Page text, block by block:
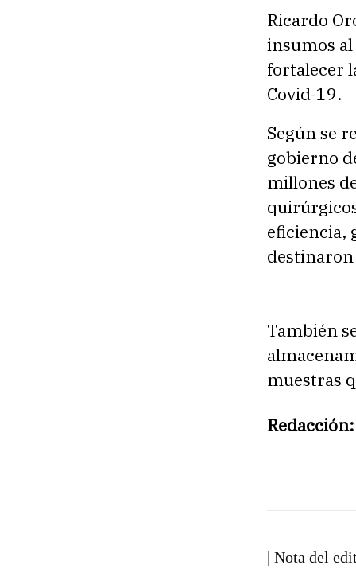
Ricardo
insumos
fortalecer
Covid-19.
Según se
gobierno
millones
eficiencia,
También
muestras
| Nota del